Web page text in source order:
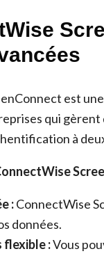
est
qui
à
:ConnectWise
données.
flexible :Vous